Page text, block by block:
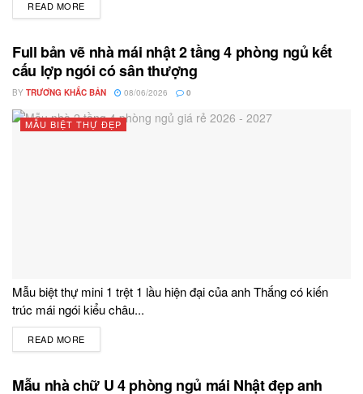
READ MORE
Full bản vẽ nhà mái nhật 2 tầng 4 phòng ngủ kết
cấu lợp ngói có sân thượng
BY TRƯƠNG KHẮC BẢN 08/06/2026 0
MẪU BIỆT THỰ ĐẸP
Mẫu biệt thự mini 1 trệt 1 lầu hiện đại của anh Thắng có kiến
trúc mái ngói kiểu châu...
READ MORE
Mẫu nhà chữ U 4 phòng ngủ mái Nhật đẹp anh